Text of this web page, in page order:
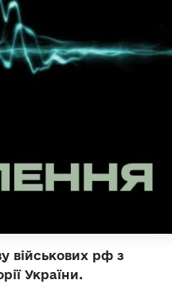
військових рф з
України.